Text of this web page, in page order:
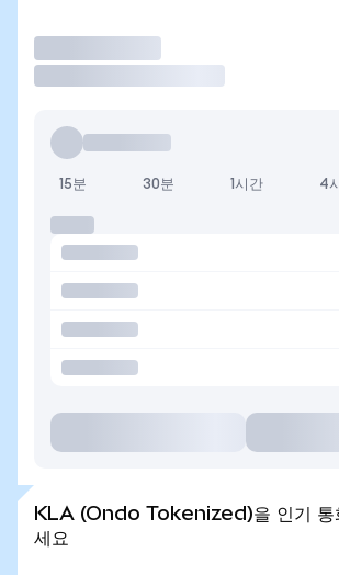
15분 30분 1시간 4
KLA (Ondo Tokenized)을 인기 통
세요